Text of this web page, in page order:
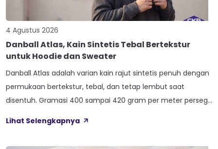
4 Agustus 2026
Danball Atlas, Kain Sintetis Tebal Bertekstur
untuk Hoodie dan Sweater
Danball Atlas adalah varian kain rajut sintetis penuh dengan
permukaan bertekstur, tebal, dan tetap lembut saat
disentuh. Gramasi 400 sampai 420 gram per meter persegi,
Anti Bacterial, dan Anti Kusut, membuat kain ini pas untuk
Lihat Selengkapnya